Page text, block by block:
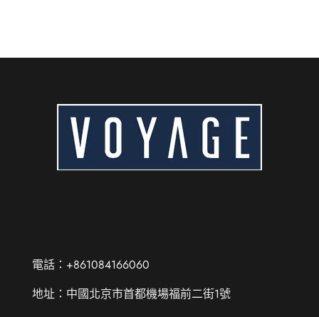
電話：+861084166060
地址：中國北京市首都機場福前二街1號